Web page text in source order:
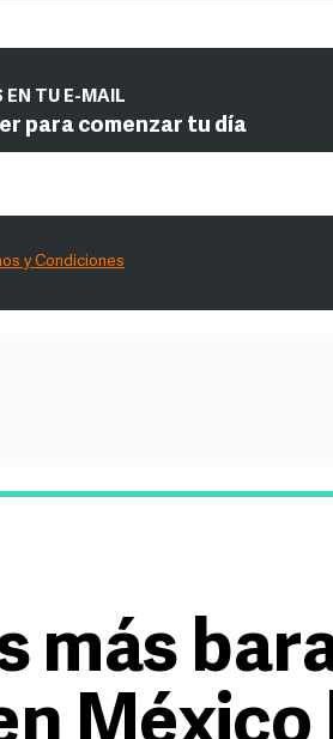
EN TU E-MAIL
para comenzar tu día
y Condiciones
más